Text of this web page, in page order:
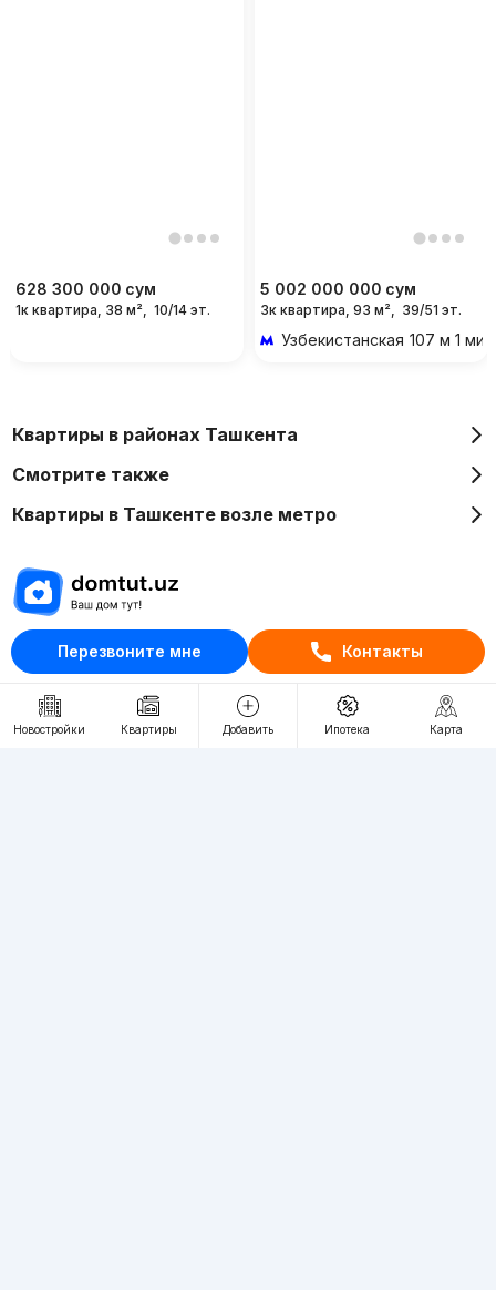
Перезвоните мне Контакты
628 300 000 сум
1к квартира, 38 м², 10/14 эт.
5 002 000 000 сум
3к квартира, 93 м², 39/51 эт.
Узбекистанская 107 м 1
Новостройки Квартиры Добавить Ипотека Карта
Квартиры в районах Ташкента
Смотрите также
Квартиры в Ташкенте возле метро
Отдел рекламы
+998 (78) 113-20-86
+998 (93) 390-30-10